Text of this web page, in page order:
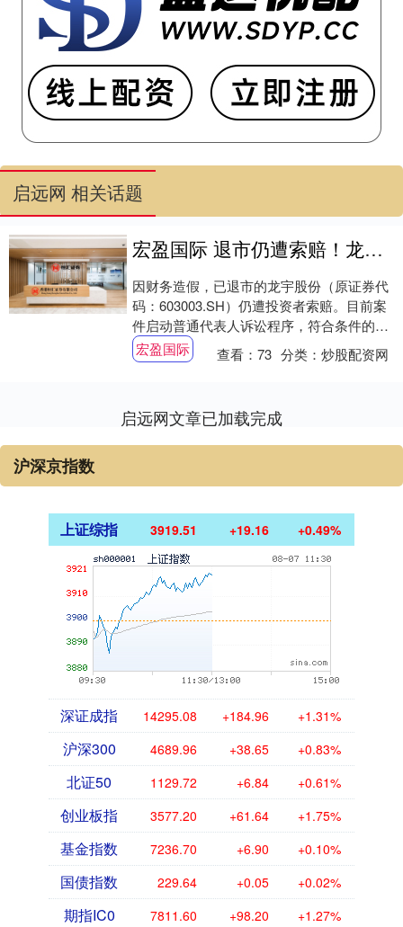
启远网 相关话题
宏盈国际 退市仍遭索赔！龙宇股份代表人诉讼启动，投资者可登记维权
因财务造假，已退市的龙宇股份（原证券代
码：603003.SH）仍遭投资者索赔。目前案
件启动普通代表人诉讼程序，符合条件的投
资者可在2026年4月3日前向法院申请....
宏盈国际 查看：73 分类：炒股配资网
启远网文章已加载完成
沪深京指数
上证综指 3919.51 +19.16 +0.49%
深证成指 14295.08 +184.96 +1.31%
沪深300 4689.96 +38.65 +0.83%
北证50 1129.72 +6.84 +0.61%
创业板指 3577.20 +61.64 +1.75%
基金指数 7236.70 +6.90 +0.10%
国债指数 229.64 +0.05 +0.02%
期指IC0 7811.60 +98.20 +1.27%